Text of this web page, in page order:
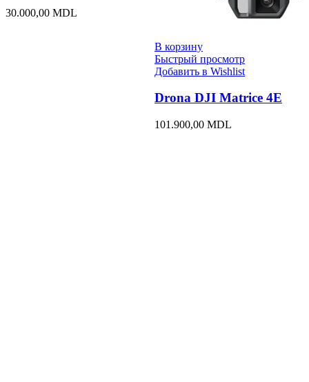
30.000,00 MDL
В корзину
Быстрый просмотр
Добавить в Wishlist
Drona DJI Matrice 4E
101.900,00 MDL